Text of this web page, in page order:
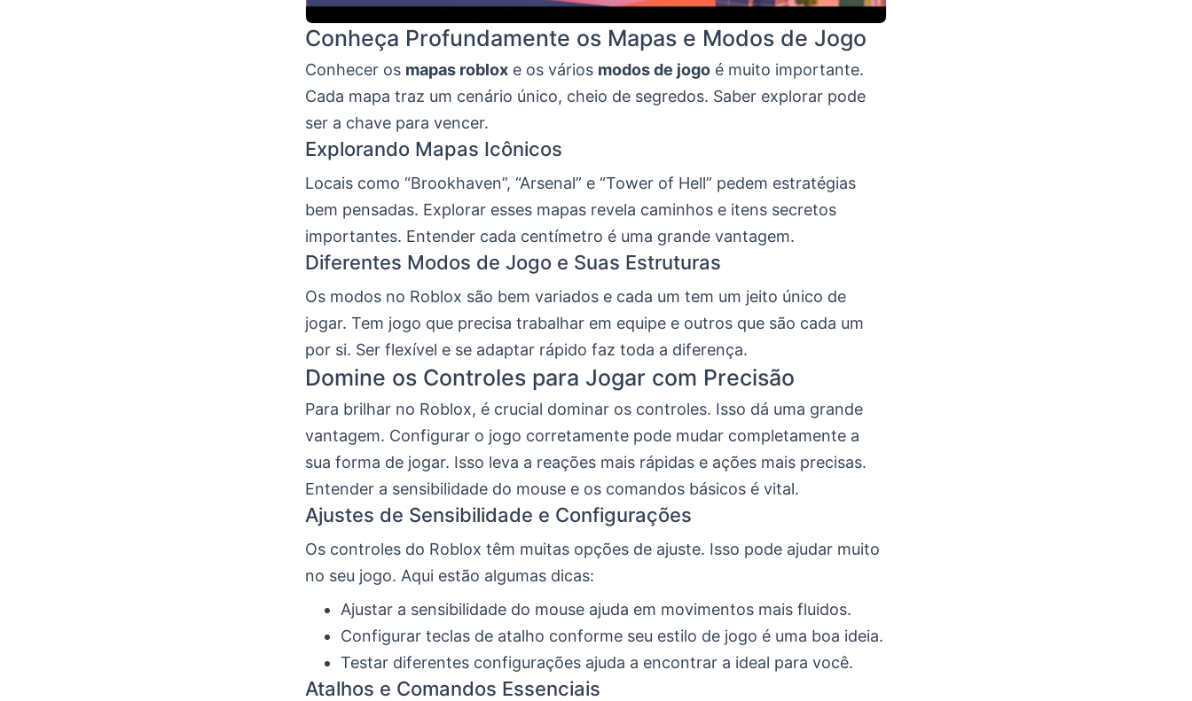
Conheça Profundamente os Mapas e Modos de Jogo
Conhecer os mapas roblox e os vários modos de jogo é muito importante.
Cada mapa traz um cenário único, cheio de segredos. Saber explorar pode
ser a chave para vencer.
Explorando Mapas Icônicos
Locais como “Brookhaven”, “Arsenal” e “Tower of Hell” pedem estratégias
bem pensadas. Explorar esses mapas revela caminhos e itens secretos
importantes. Entender cada centímetro é uma grande vantagem.
Diferentes Modos de Jogo e Suas Estruturas
Os modos no Roblox são bem variados e cada um tem um jeito único de
jogar. Tem jogo que precisa trabalhar em equipe e outros que são cada um
por si. Ser flexível e se adaptar rápido faz toda a diferença.
Domine os Controles para Jogar com Precisão
Para brilhar no Roblox, é crucial dominar os controles. Isso dá uma grande
vantagem. Configurar o jogo corretamente pode mudar completamente a
sua forma de jogar. Isso leva a reações mais rápidas e ações mais precisas.
Entender a sensibilidade do mouse e os comandos básicos é vital.
Ajustes de Sensibilidade e Configurações
Os controles do Roblox têm muitas opções de ajuste. Isso pode ajudar muito
no seu jogo. Aqui estão algumas dicas:
Ajustar a sensibilidade do mouse ajuda em movimentos mais fluidos.
Configurar teclas de atalho conforme seu estilo de jogo é uma boa ideia.
Testar diferentes configurações ajuda a encontrar a ideal para você.
Atalhos e Comandos Essenciais